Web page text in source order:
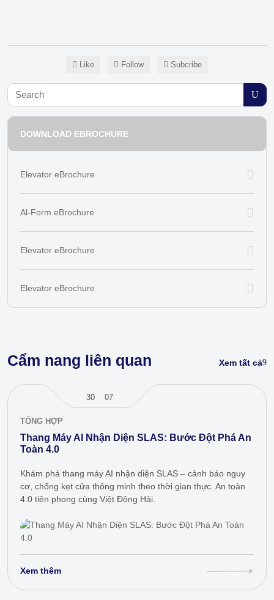
Like Follow Subcribe
DOWNLOAD EBROCHURE
Elevator eBrochure
Al-Form eBrochure
Elevator eBrochure
Elevator eBrochure
Cẩm nang liên quan Xem tất cả
30 07
TỔNG HỢP
Thang Máy AI Nhận Diện SLAS: Bước Đột Phá An
Toàn 4.0
Khám phá thang máy AI nhận diện SLAS – cảnh báo nguy
cơ, chống kẹt cửa thông minh theo thời gian thực. An toàn
4.0 tiên phong cùng Việt Đông Hải.
Xem thêm